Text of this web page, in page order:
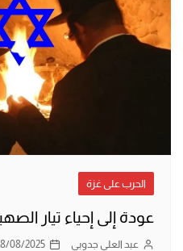
الحرب على غزة
عودة إلى إحياء تيار
عبد العلي جدوبي 08/2025